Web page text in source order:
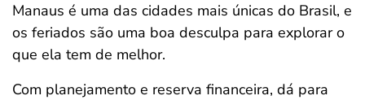
Manaus é uma das cidades mais únicas do Brasil, e
os feriados são uma boa desculpa para explorar o
que ela tem de melhor.
Com planejamento e reserva financeira, dá para